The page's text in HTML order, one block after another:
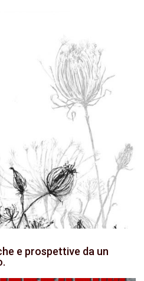
e prospettive da un